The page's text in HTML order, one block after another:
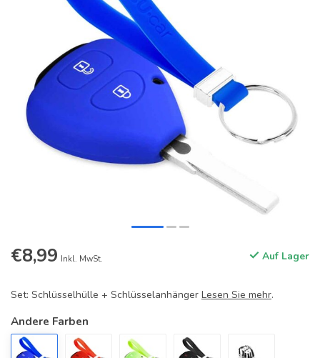
€8,99 Inkl. MwSt. Auf Lager
Set: Schlüsselhülle + Schlüsselanhänger Lesen Sie mehr.
Andere Farben